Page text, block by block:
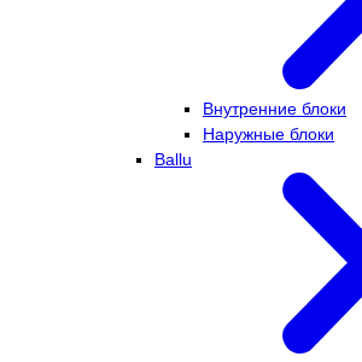
Внутренние блоки
Наружные блоки
Ballu